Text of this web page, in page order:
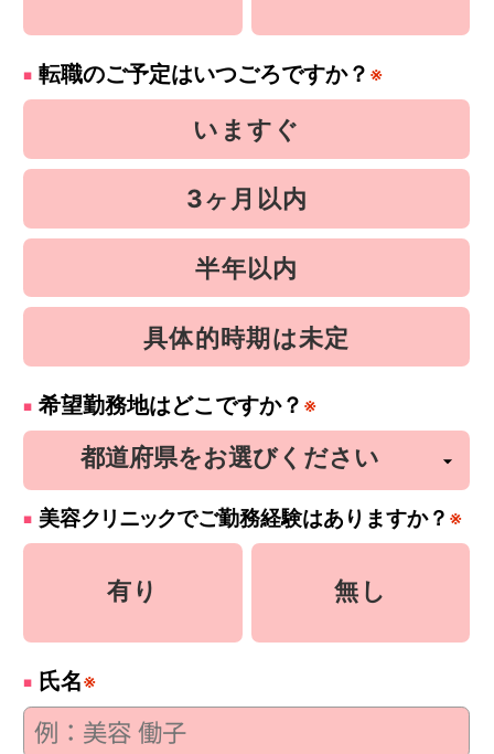
転職のご予定はいつごろですか？ ※
いますぐ
3ヶ月以内
半年以内
具体的時期は未定
希望勤務地はどこですか？ ※
美容クリニックでご勤務経験はありますか？ ※
有り 無し
氏名※